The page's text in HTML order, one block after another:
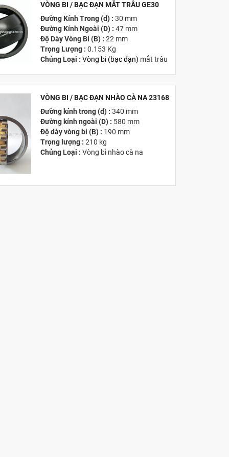
VÒNG BI / BẠC ĐẠN MẮT TRÂU GE30
Đường Kính Trong (d) : 30 mm
Đường Kính Ngoài (D) : 47 mm
Độ Dày Vòng Bi (B) : 22 mm
Trọng Lượng :0.153 Kg
Chủng Loại :Vòng bi (bạc đạn) mắt trâu
VÒNG BI / BẠC ĐẠN NHÀO CÀ NA 23168
Đường kính trong (d) : 340 mm
Đường kính ngoài (D) : 580 mm
Độ dày vòng bi (B) : 190 mm
Trọng lượng : 210 kg
Chủng Loại :Vòng bi nhào cà na